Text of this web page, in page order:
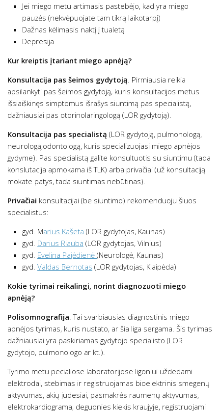
Jei miego metu artimasis pastebėjo, kad yra miego
pauzės (nekvėpuojate tam tikrą laikotarpį)
Dažnas kėlimasis naktį į tualetą
Depresija
Kur kreiptis įtariant miego apnėją?
Konsultacija pas šeimos gydytoją . Pirmiausia reikia
apsilankyti pas šeimos gydytoją, kuris konsultacijos metus
išsiaiškinęs simptomus išrašys siuntimą pas specialistą,
dažniausiai pas otorinolaringologą (LOR gydytoją).
Konsultacija pas specialistą (LOR gydytoją, pulmonologą,
neurologą,odontologą, kuris specializuojasi miego apnėjos
gydyme). Pas specialistą galite konsultuotis su siuntimu (tada
konslutacija apmokama iš TLK) arba privačiai (už konsultaciją
mokate patys, tada siuntimas nebūtinas).
Privačiai konsultacijai (be siuntimo) rekomenduoju šiuos
specialistus:
gyd. Marius Kašeta (LOR gydytojas, Kaunas)
gyd. Darius Riauba (LOR gydytojas, Vilnius)
gyd. Evelina Pajėdienė (Neurologė, Kaunas)
gyd. Valdas Bernotas (LOR gydytojas, Klaipėda)
Kokie tyrimai reikalingi, norint diagnozuoti miego
apnėją?
Polisomnografija . Tai svarbiausias diagnostinis miego
apnėjos tyrimas, kuris nustato, ar šia liga sergama. Šis tyrimas
dažniausiai yra paskiriamas gydytojo specialisto (LOR
gydytojo, pulmonologo ar kt.).
Tyrimo metu pecialiose laboratorijose ligoniui uždedami
elektrodai, stebimas ir registruojamas bioelektrinis smegenų
aktyvumas, akių judesiai, pasmakrės raumenų aktyvumas,
elektrokardiograma, deguonies kiekis kraujyje, registruojami